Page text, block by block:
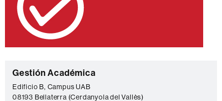
C
o
Gestión Académica
Edificio B, Campus UAB
08193 Bellaterra (Cerdanyola del Vallès)